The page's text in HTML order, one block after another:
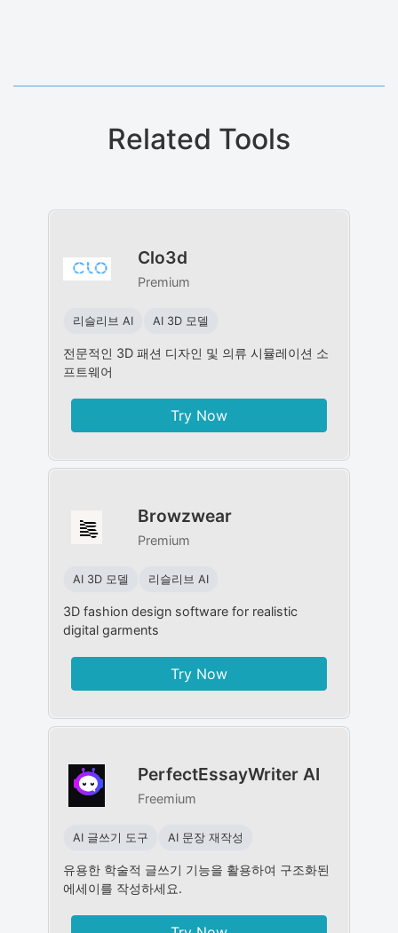
Related Tools
Clo3d
Premium
리슬리브 AI AI 3D 모델
전문적인 3D 패션 디자인 및 의류 시뮬레이션 소
프트웨어
Try Now
Browzwear
Premium
AI 3D 모델 리슬리브 AI
3D fashion design software for realistic
digital garments
Try Now
PerfectEssayWriter AI
Freemium
AI 글쓰기 도구 AI 문장 재작성
유용한 학술적 글쓰기 기능을 활용하여 구조화된
에세이를 작성하세요.